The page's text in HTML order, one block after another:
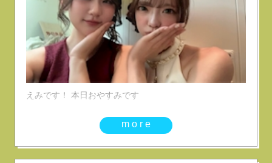
えみです！ 本日おやすみです
more